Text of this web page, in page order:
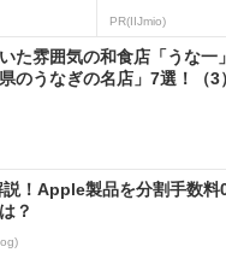
PR(IIJmio)
た雰囲気の和食店「うな
県のうなぎの名店」7選！（3）
説！Apple製品を分割手数料
？